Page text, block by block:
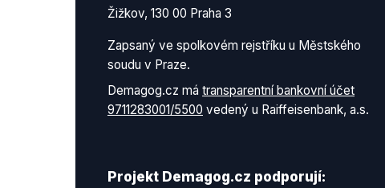
Žižkov, 130 00 Praha 3
Zapsaný ve spolkovém rejstříku u Městského
soudu v Praze.
Demagog.cz má transparentní bankovní účet
9711283001/5500 vedený u Raiffeisenbank, a.s.
Projekt Demagog.cz podporují: